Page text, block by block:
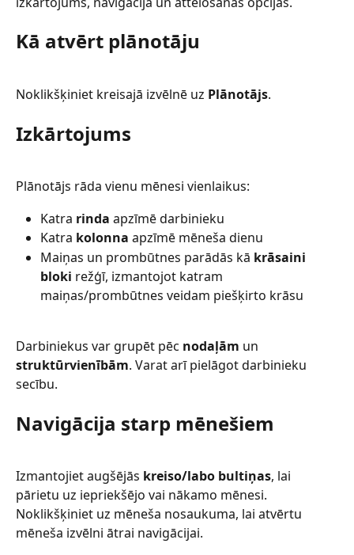
Kā atvērt plānotāju
Noklikšķiniet kreisajā izvēlnē uz Plānotājs.
Izkārtojums
Plānotājs rāda vienu mēnesi vienlaikus:
Katra rinda apzīmē darbinieku
Katra kolonna apzīmē mēneša dienu
Maiņas un prombūtnes parādās kā krāsaini
bloki režģī, izmantojot katram
maiņas/prombūtnes veidam piešķirto krāsu
Darbiniekus var grupēt pēc nodaļām un
struktūrvienībām. Varat arī pielāgot darbinieku
secību.
Navigācija starp mēnešiem
Izmantojiet augšējās kreiso/labo bultiņas, lai
pārietu uz iepriekšējo vai nākamo mēnesi.
Noklikšķiniet uz mēneša nosaukuma, lai atvērtu
mēneša izvēlni ātrai navigācijai.